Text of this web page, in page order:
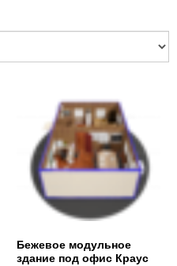
Бежевое модульное
здание под офис Краус